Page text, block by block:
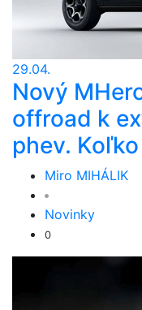
29.04.
Nový
offroad k
phev.
Miro MIHÁLIK
Novinky
0